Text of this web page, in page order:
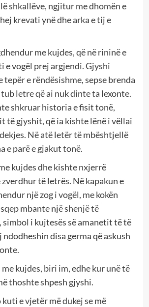
shkallëve, ngjitur me dhomën e
krevati ynë dhe arka e tij e
me kujdes, që në rininë e
e vogël prej argjendi. Gjyshi
tepër e rëndësishme, sepse brenda
letre që ai nuk dinte ta lexonte.
shkruar historia e fisit tonë,
të gjyshit, që ia kishte lënë i vëllai
Në atë letër të mbështjellë
e parë e gjakut tonë.
kujdes dhe kishte nxjerrë
të letrës. Në kapakun e
një zog i vogël, me kokën
mbante një shenjë të
simbol i kujtesës së amanetit të të
disa germa që askush
kujdes, biri im, edhe kur unë të
thoshte shpesh gjyshi.
e vjetër më dukej se më